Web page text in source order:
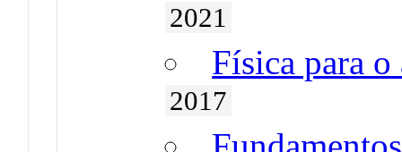
2021
Física para
2017